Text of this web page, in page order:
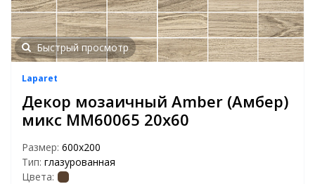
Быстрый просмотр
Laparet
Декор мозаичный Amber (Амбер)
микс MM60065 20х60
Размер: 600х200
Тип: глазурованная
Цвета: